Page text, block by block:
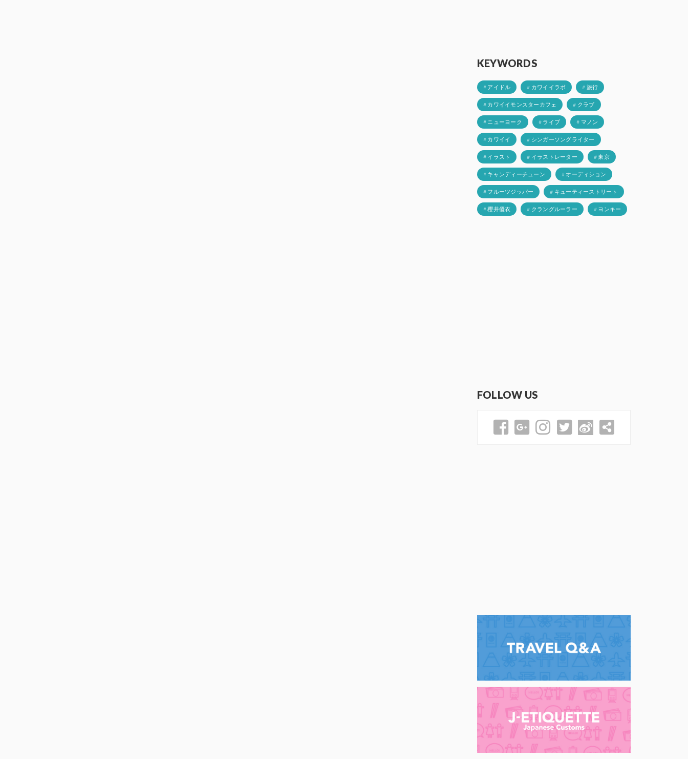
KEYWORDS
# アイドル # カワイイラボ # 旅行
# カワイイモンスターカフェ # クラブ
# ニューヨーク # ライブ # マノン
# カワイイ # シンガーソングライター
# イラスト # イラストレーター # 東京
# キャンディーチューン # オーディション
# フルーツジッパー # キューティーストリート
# 櫻井優衣 # クラングルーラー # ヨンキー
FOLLOW US